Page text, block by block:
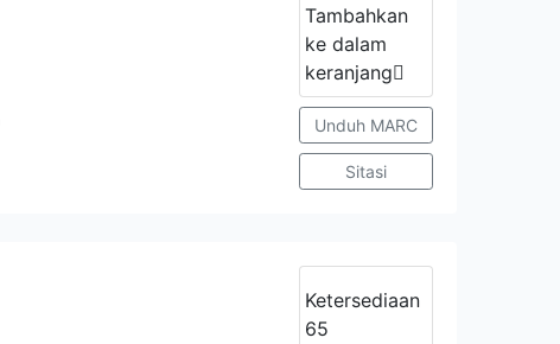
Tambahkan
ke dalam
keranjang
Unduh MARC
Sitasi
Ketersediaan
65